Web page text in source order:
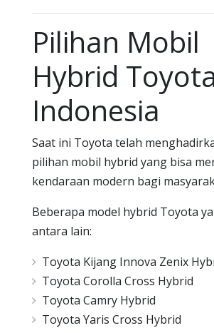
Pilihan Mobil
Hybrid
Indonesia
Saat ini Toyota telah
pilihan mobil hybrid yang bisa
kendaraan modern bagi
Beberapa model hybrid Toyota
antara lain:
Toyota Kijang Innova Zenix
Toyota Corolla Cross Hybrid
Toyota Camry Hybrid
Toyota Yaris Cross Hybrid